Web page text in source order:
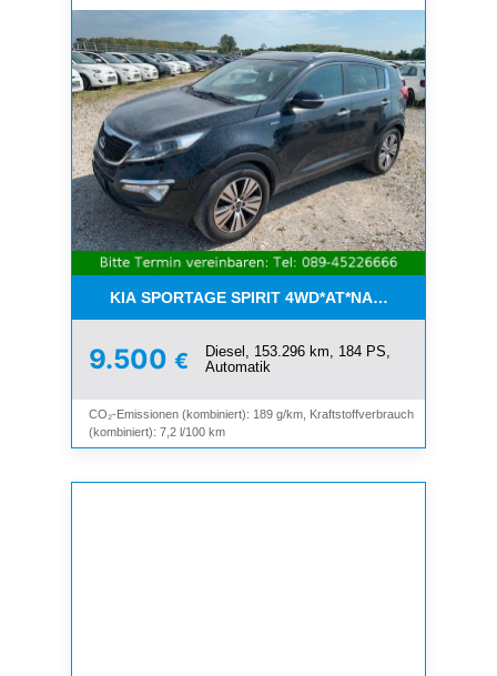
KIA SPORTAGE SPIRIT 4WD*AT*NAVI*8-
9.500 €
Diesel, 153.296 km, 184 PS,
Automatik
CO₂-Emissionen (kombiniert): 189 g/km, Kraftstoffverbrauch
(kombiniert): 7,2 l/100 km